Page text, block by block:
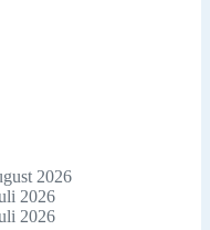
2026
2026
2026